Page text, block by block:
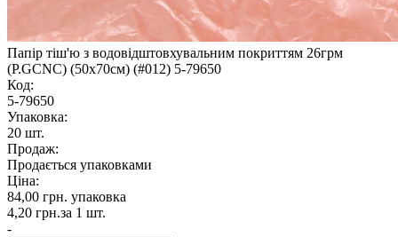
Папір тіш'ю з водовідштовхувальним покриттям 26грм
(P.GCNC) (50x70см) (#012) 5-79650
Код:
5-79650
Упаковка:
20 шт.
Продаж:
Продається упаковками
Ціна:
84,00 грн. упаковка
4,20 грн.за 1 шт.
-